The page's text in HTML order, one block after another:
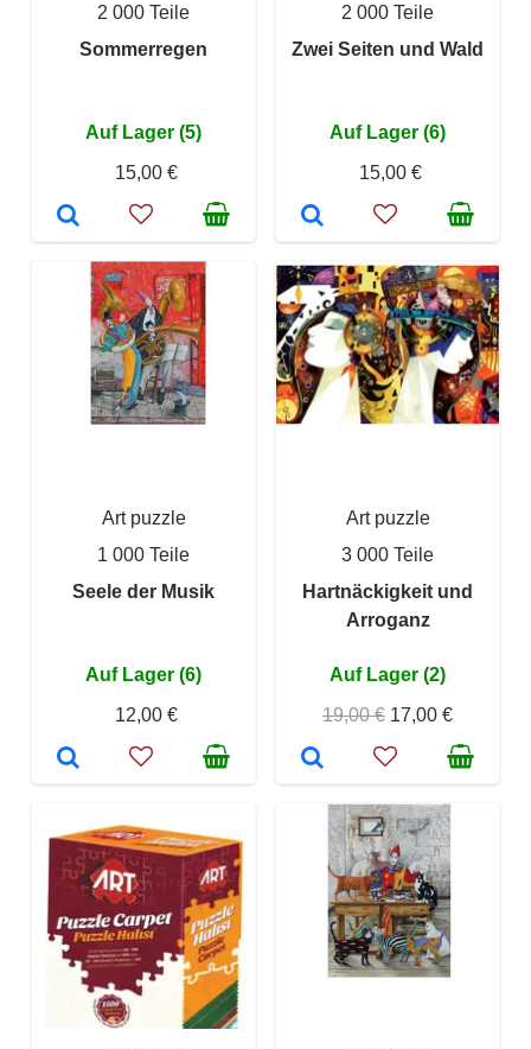
2 000 Teile
Sommerregen
Auf Lager (5)
15,00 €
2 000 Teile
Zwei Seiten und Wald
Auf Lager (6)
15,00 €
Art puzzle
1 000 Teile
Seele der Musik
Auf Lager (6)
12,00 €
Art puzzle
3 000 Teile
Hartnäckigkeit und
Arroganz
Auf Lager (2)
19,00 € 17,00 €